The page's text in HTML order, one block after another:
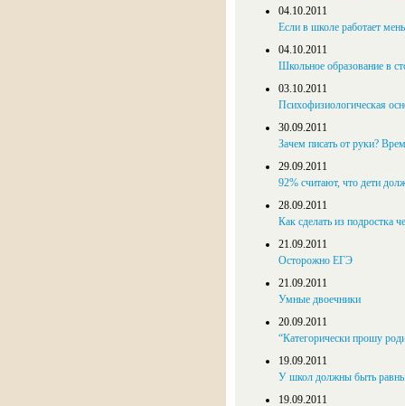
04.10.2011
Если в школе работает
04.10.2011
Школь­ное об­ра­зо­ва­ние в
03.10.2011
Психофизиологическая
30.09.2011
Зачем писать от руки?
29.09.2011
92% считают, что дети
28.09.2011
Как сделать из подростка
21.09.2011
Осторожно ЕГЭ
21.09.2011
Умные двоечники
20.09.2011
“Категорически про­шу
19.09.2011
У школ должны быть
19.09.2011